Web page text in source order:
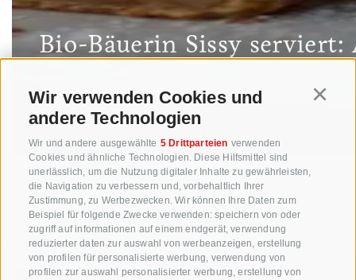
Wir verwenden Cookies und
andere Technologien
Wir und andere ausgewählte 5 Drittparteien verwenden
Cookies und ähnliche Technologien. Diese Hilfsmittel sind
unerlässlich, um die Nutzung digitaler Inhalte zu gewährleisten,
die Navigation zu verbessern und, vorbehaltlich Ihrer
Zustimmung, zu Werbezwecken. Wir können Ihre Daten zum
Beispiel für folgende Zwecke verwenden: speichern von oder
zugriff auf informationen auf einem endgerät, verwendung
reduzierter daten zur auswahl von werbeanzeigen, erstellung
von profilen für personalisierte werbung, verwendung von
profilen zur auswahl personalisierter werbung, erstellung von
Bio-Bäuerin Sissy
ZUM REZEPT